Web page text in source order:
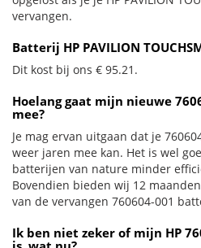
vervangen.
Batterij HP PAVILION
Dit kost bij ons € 95.21.
Hoelang gaat mijn nieuwe
mee?
Je mag ervan uitgaan dat je
weer jaren mee kan. Het is wel
batterijen van nature minder
Bovendien bieden wij 12
van de vervangen 760604-001
Ik ben niet zeker of mijn HP